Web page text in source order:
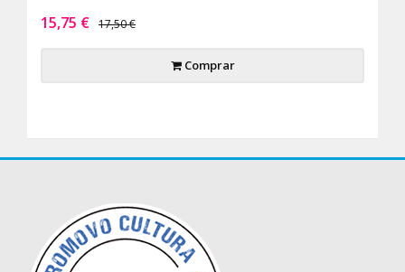
15,75 € 17,50 €
Comprar